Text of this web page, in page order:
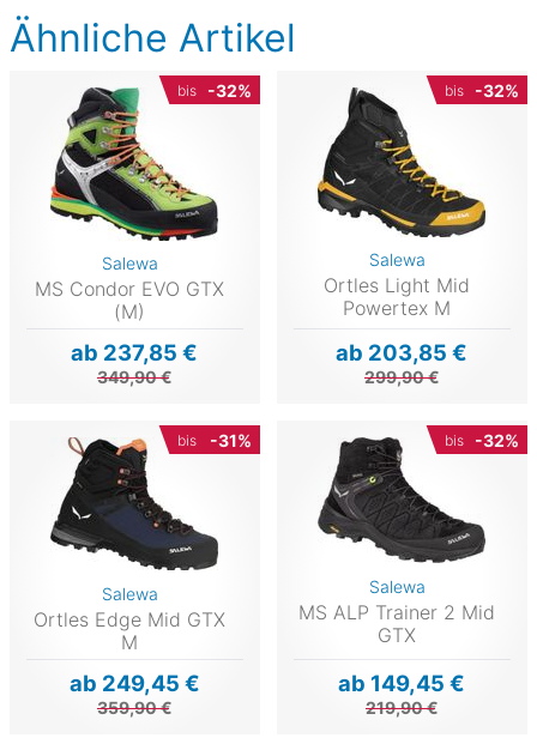
Ähnliche Artikel
bis -32%
Salewa
MS Condor EVO GTX
(M)
ab 237,85 €
349,90 €
bis -32%
Salewa
Ortles Light Mid
Powertex M
ab 203,85 €
299,90 €
bis -31%
Salewa
Ortles Edge Mid GTX
M
ab 249,45 €
359,90 €
bis -32%
Salewa
MS ALP Trainer 2 Mid
GTX
ab 149,45 €
219,90 €